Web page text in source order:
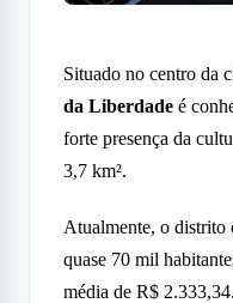
Situado no centro da
da Liberdade é
forte presença da
3,7 km².
Atualmente, o distrito
quase 70 mil
média de R$